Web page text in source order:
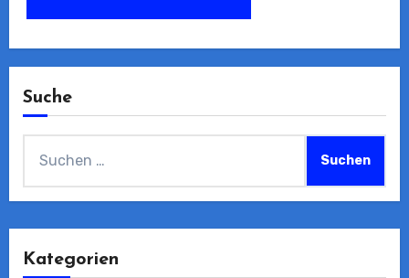
Suche
Kategorien